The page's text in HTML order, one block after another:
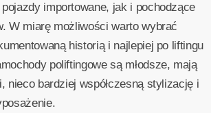
importowane, jak i pochodzące
W miarę możliwości warto wybrać
historią i najlepiej po liftingu
poliftingowe są młodsze, mają
nieco bardziej współczesną stylizację i